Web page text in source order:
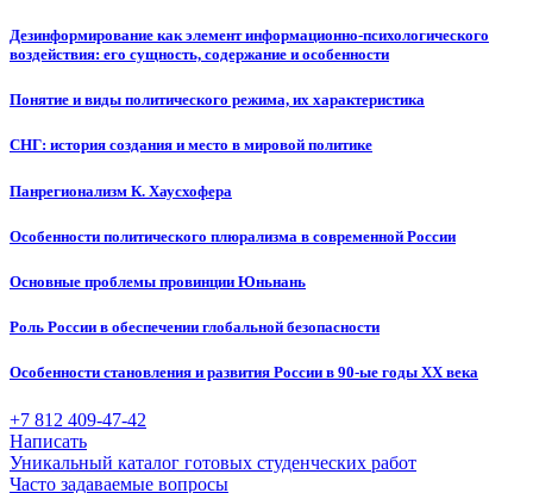
Дезинформирование как элемент информационно-психологического
воздействия: его сущность, содержание и особенности
Понятие и виды политического режима, их характеристика
СНГ: история создания и место в мировой политике
Панрегионализм К. Хаусхофера
Особенности политического плюрализма в современной России
Основные проблемы провинции Юньнань
Роль России в обеспечении глобальной безопасности
Особенности становления и развития России в 90-ые годы XX века
+7 812 409-47-42
Написать
Уникальный каталог готовых студенческих работ
Часто задаваемые вопросы